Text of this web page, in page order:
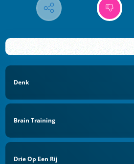
Denk
Brain Training
Drie Op Een Rij